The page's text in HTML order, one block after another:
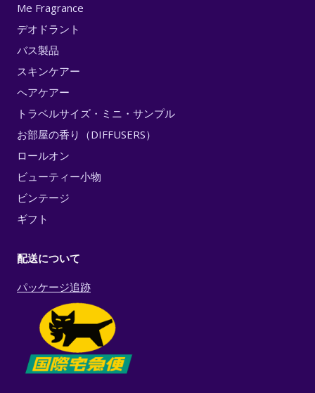
Me Fragrance
デオドラント
バス製品
スキンケアー
ヘアケアー
トラベルサイズ・ミニ・サンプル
お部屋の香り（DIFFUSERS）
ロールオン
ビューティー小物
ビンテージ
ギフト
配送について
パッケージ追跡